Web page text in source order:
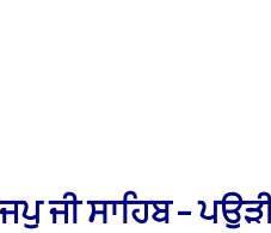
ਜੀਸਾਹਿਬ–